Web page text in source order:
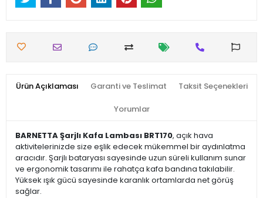
Ürün Açıklaması Garanti ve Teslimat Taksit Seçenekleri
Yorumlar
BARNETTA Şarjlı Kafa Lambası BRT170, açık hava
aktivitelerinizde size eşlik edecek mükemmel bir aydınlatma
aracıdır. Şarjlı bataryası sayesinde uzun süreli kullanım sunar
ve ergonomik tasarımı ile rahatça kafa bandına takılabilir.
Yüksek ışık gücü sayesinde karanlık ortamlarda net görüş
sağlar.